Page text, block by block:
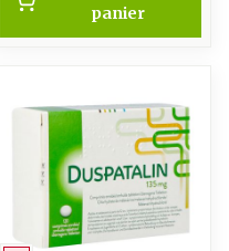
panier